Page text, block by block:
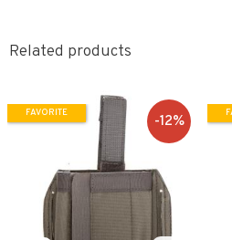
Related products
12%
FAVORITE